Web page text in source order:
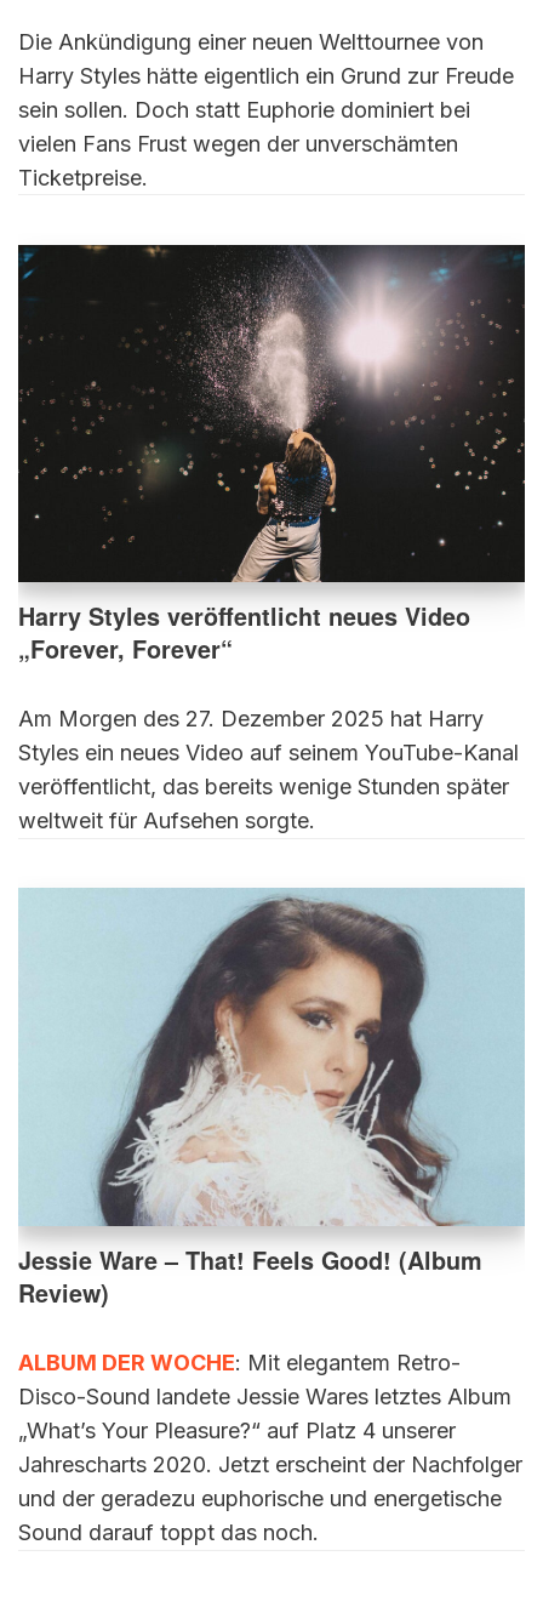
Die Ankündigung einer neuen Welttournee von
Harry Styles hätte eigentlich ein Grund zur Freude
sein sollen. Doch statt Euphorie dominiert bei
vielen Fans Frust wegen der unverschämten
Ticketpreise.
Harry Styles veröffentlicht neues Video
„Forever, Forever“
Am Morgen des 27. Dezember 2025 hat Harry
Styles ein neues Video auf seinem YouTube-Kanal
veröffentlicht, das bereits wenige Stunden später
weltweit für Aufsehen sorgte.
Jessie Ware – That! Feels Good! (Album
Review)
ALBUM DER WOCHE: Mit elegantem Retro-
Disco-Sound landete Jessie Wares letztes Album
„What’s Your Pleasure?“ auf Platz 4 unserer
Jahrescharts 2020. Jetzt erscheint der Nachfolger
und der geradezu euphorische und energetische
Sound darauf toppt das noch.